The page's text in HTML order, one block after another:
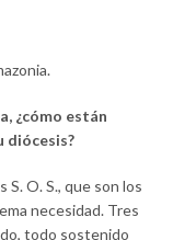
¿cómo están
diócesis?
O. S., que son los
necesidad. Tres
todo sostenido